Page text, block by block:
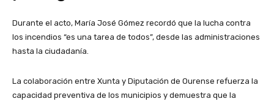
Durante el acto, María José Gómez recordó que la lucha contra
los incendios “es una tarea de todos”, desde las administraciones
hasta la ciudadanía.
La colaboración entre Xunta y Diputación de Ourense refuerza la
capacidad preventiva de los municipios y demuestra que la